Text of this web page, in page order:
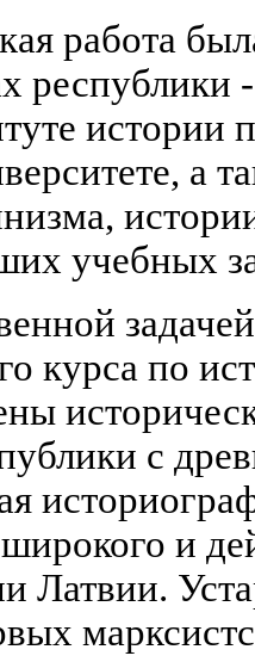
работа
а
учебных
курса по
с
и
Латвии.